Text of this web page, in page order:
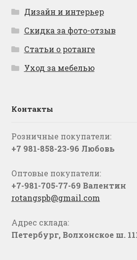
Дизайн и интерьер
Скидка за фото-отзыв
Статьи о ротанге
Уход за мебелью
Контакты
Розничные покупатели:
+7 981-858-23-96 Любовь
Оптовые покупатели:
+7-981-705-77-69 Валентин
rotangspb@gmail.com
Адрес склада:
Петербург, Волхонское ш.